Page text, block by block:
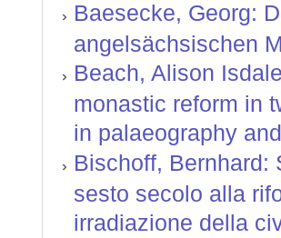
Baesecke, Georg:
angelsächsischen
Beach, Alison
monastic reform in
in palaeography
Bischoff, Bernhard:
sesto secolo alla
irradiazione della